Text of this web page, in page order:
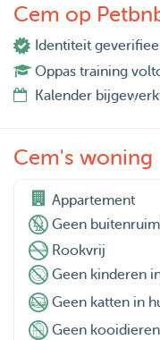
Cem op
Identiteit
Oppas training
Kalender
Cem's woning
Appartement
Geen
Rookvrij
Geen kinderen
Geen katten in
Geen